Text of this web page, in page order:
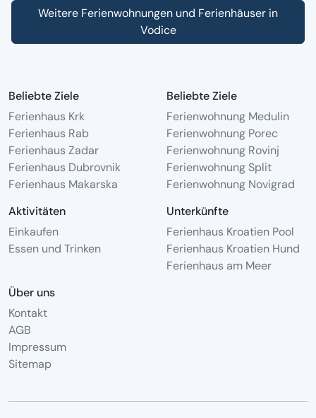
Weitere Ferienwohnungen und Ferienhäuser in
Vodice
Beliebte Ziele
Ferienhaus Krk
Ferienhaus Rab
Ferienhaus Zadar
Ferienhaus Dubrovnik
Ferienhaus Makarska
Beliebte Ziele
Ferienwohnung Medulin
Ferienwohnung Porec
Ferienwohnung Rovinj
Ferienwohnung Split
Ferienwohnung Novigrad
Aktivitäten
Einkaufen
Essen und Trinken
Unterkünfte
Ferienhaus Kroatien Pool
Ferienhaus Kroatien Hund
Ferienhaus am Meer
Über uns
Kontakt
AGB
Impressum
Sitemap